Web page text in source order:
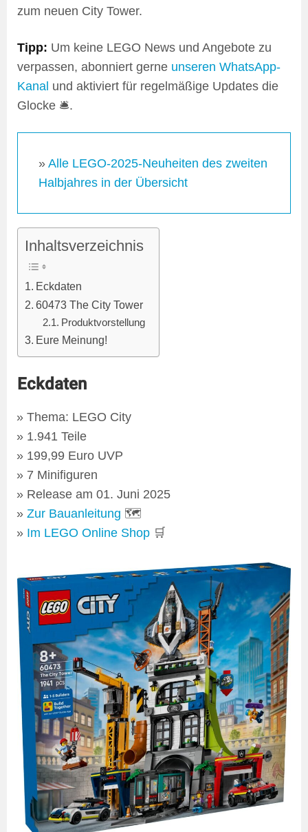
zum neuen City Tower.
Tipp: Um keine LEGO News und Angebote zu
verpassen, abonniert gerne unseren WhatsApp-
Kanal und aktiviert für regelmäßige Updates die
Glocke 🛎️.
» Alle LEGO-2025-Neuheiten des zweiten
Halbjahres in der Übersicht
Inhaltsverzeichnis
Eckdaten
60473 The City Tower
Produktvorstellung
Eure Meinung!
Eckdaten
Thema: LEGO City
1.941 Teile
199,99 Euro UVP
7 Minifiguren
Release am 01. Juni 2025
Zur Bauanleitung 🗺
Im LEGO Online Shop 🛒